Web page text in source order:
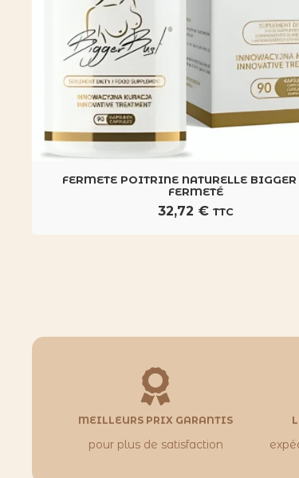
FERMETE POITRINE NATURELLE BIGGER
FERMETÉ
32,72 € TTC
MEILLEURS PRIX GARANTIS
pour plus de satisfaction